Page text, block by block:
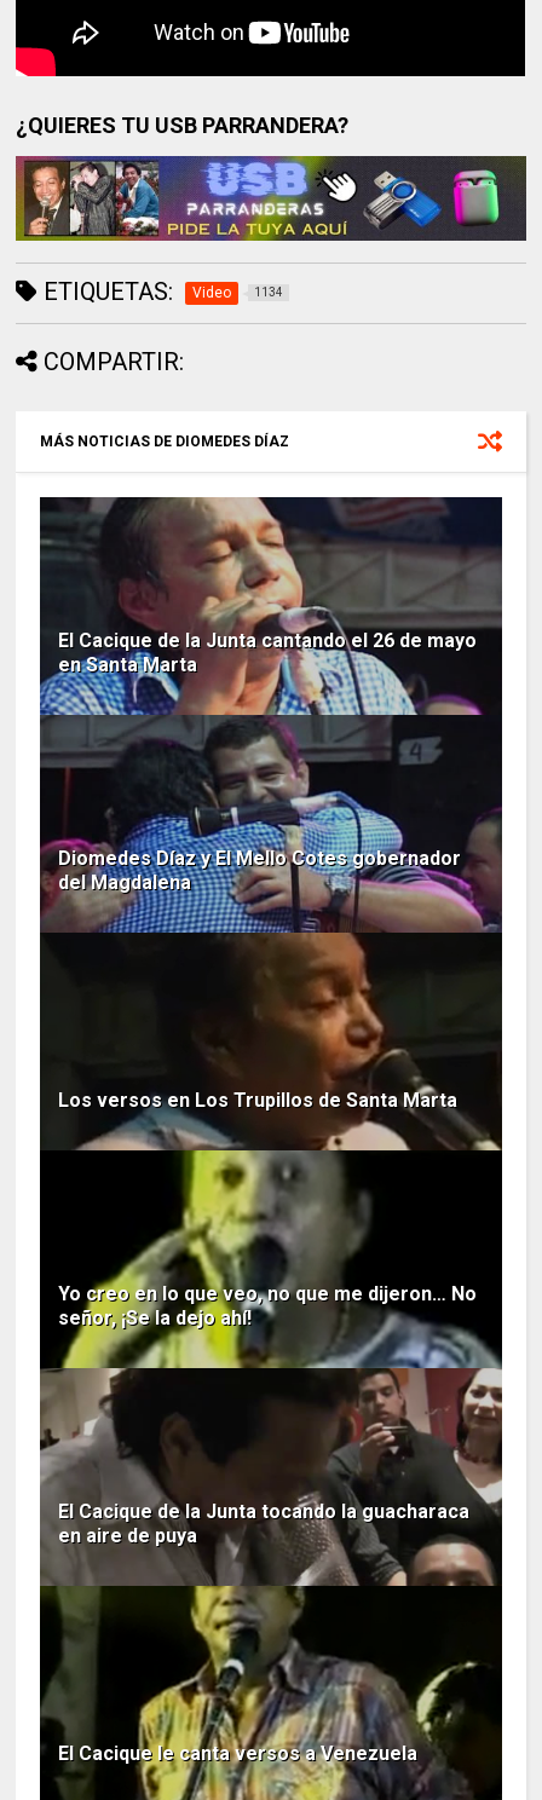
¿QUIERES TU USB PARRANDERA?
ETIQUETAS: Video 1134
COMPARTIR:
MÁS NOTICIAS DE DIOMEDES DÍAZ
El Cacique de la Junta cantando el 26 de mayo
en Santa Marta
Diomedes Díaz y El Mello Cotes gobernador
del Magdalena
Los versos en Los Trupillos de Santa Marta
Yo creo en lo que veo, no que me dijeron… No
señor, ¡Se la dejo ahí!
El Cacique de la Junta tocando la guacharaca
en aire de puya
El Cacique le canta versos a Venezuela